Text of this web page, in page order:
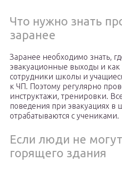
Что нужно знать
заранее
Заранее необходимо знать,
эвакуационные выходы и как
сотрудники школы и
к ЧП. Поэтому регулярно
инструктажи, тренировки.
поведения при эвакуациях в
отрабатываются с учениками.
Если люди не
горящего здания